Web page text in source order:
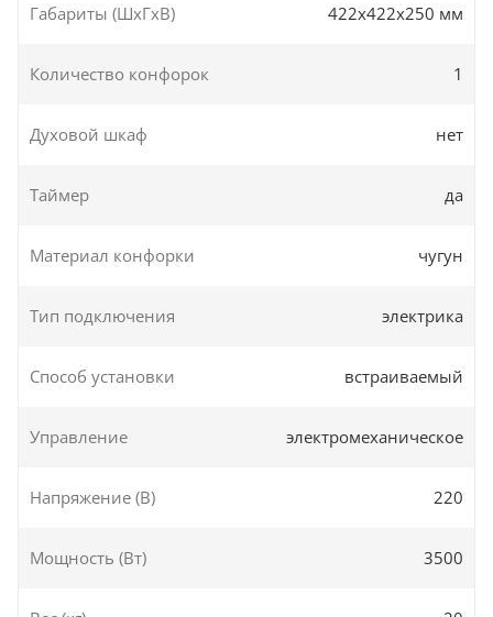
Габариты (ШxГxВ) 422x422x250 мм
Количество конфорок 1
Духовой шкаф нет
Таймер да
Материал конфорки чугун
Тип подключения электрика
Способ установки встраиваемый
Управление электромеханическое
Напряжение (В) 220
Мощность (Вт) 3500